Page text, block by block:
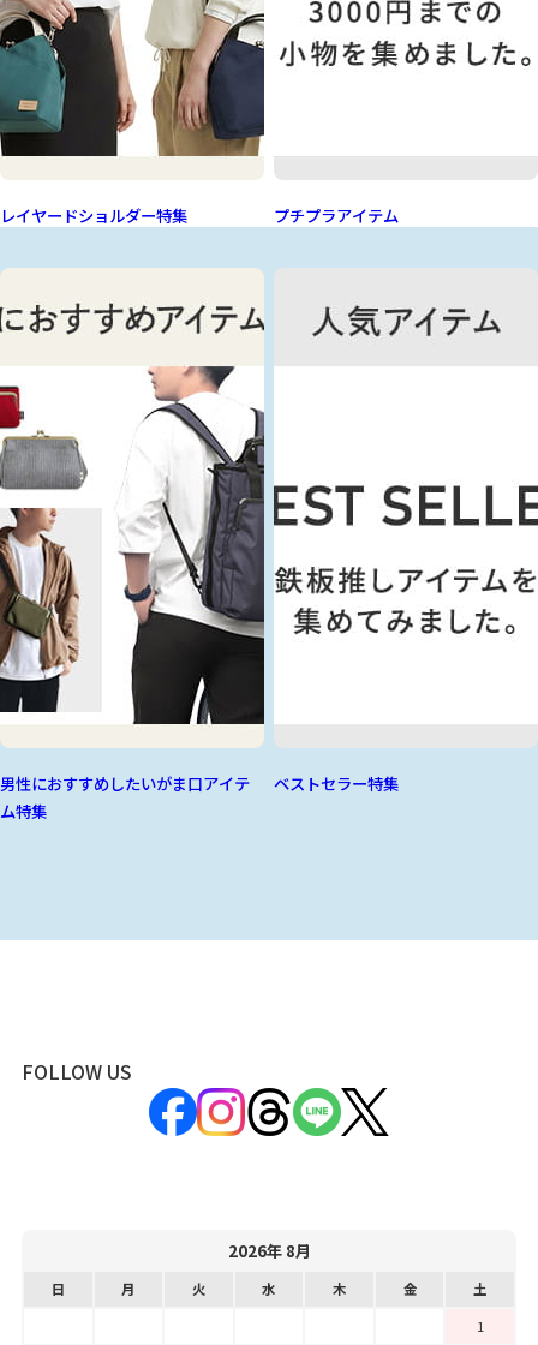
レイヤードショルダー特集 プチプラアイテム
男性におすすめしたいがま口アイテ
ム特集
ベストセラー特集
FOLLOW US
2026年 8月
日 月 火 水 木 金
土
1